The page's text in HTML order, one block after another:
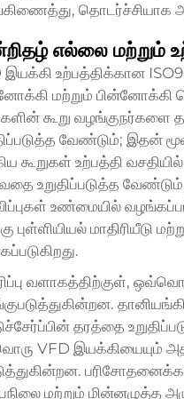
தொடர்ச்சியாக
எல்லை மற்றும்
இயக்கி உற்பத்திக்கான
மற்றும் பின்னோக்கி
கூறு வழங்குநர்களை
வேண்டும்; இதன்
கூறுகள் உற்பத்தி
உறுதிப்படுத்த
உண்மையில்
புள்ளியியல் மாதிரியீடு
வளாகத்திற்குள்,
தரத்தை
VFD இயக்கியையும்
மற்றும் மின்னழுத்த